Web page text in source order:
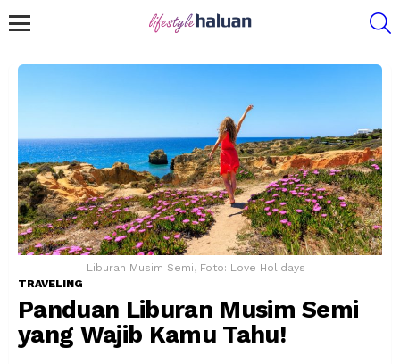
Liburan Musim Semi, Foto: Love Holidays
TRAVELING
Panduan Liburan Musim Semi
yang Wajib Kamu Tahu!